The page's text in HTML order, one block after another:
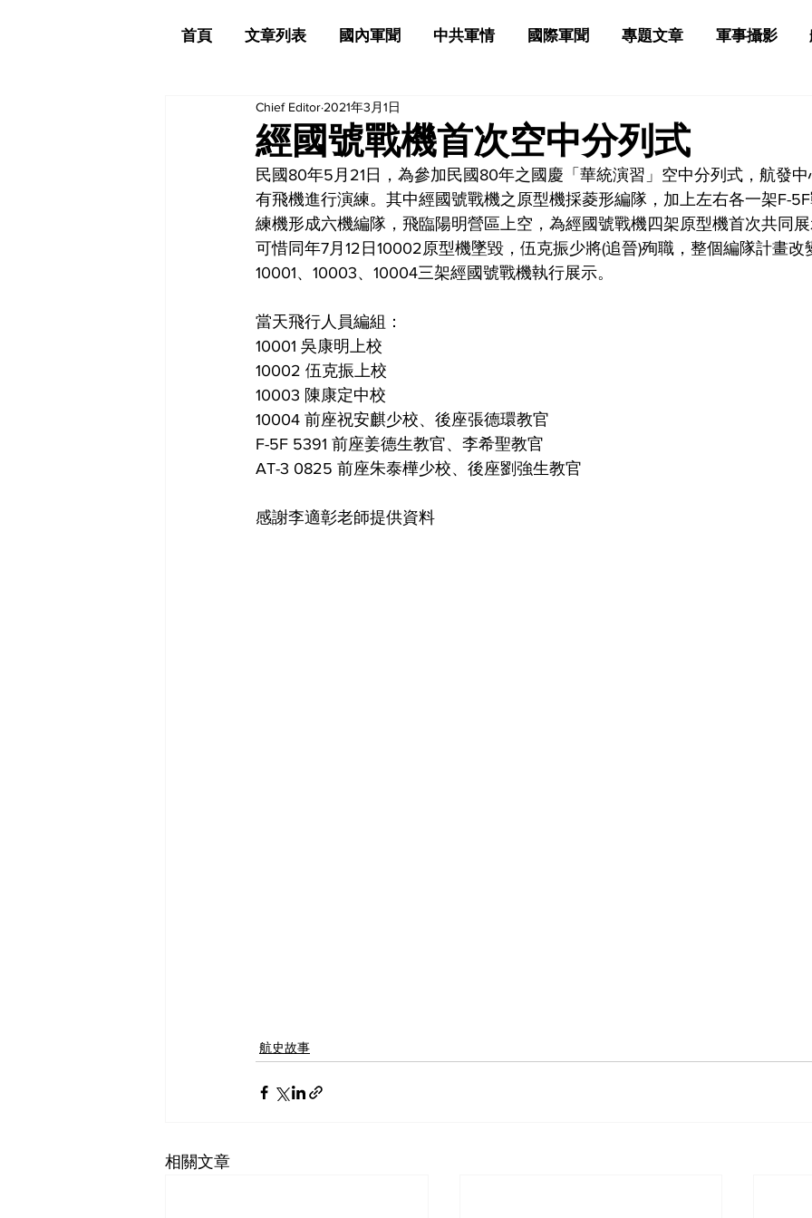
經國號戰機首次空中分列式
Chief Editor 2021年3月1日
民國80年5月21日，為參加民國80年之國慶「華統演習」空中分列式，航發
有飛機進行演練。其中經國號戰機之原型機採菱形編隊，加上左右各一架F-
練機形成六機編隊，飛臨陽明營區上空，為經國號戰機四架原型機首次共同
可惜同年7月12日10002原型機墜毀，伍克振少將(追晉)殉職，整個編隊計畫改
10001、10003、10004三架經國號戰機執行展示。
當天飛行人員編組：
10001 吳康明上校
10002 伍克振上校
10003 陳康定中校
10004 前座祝安麒少校、後座張德環教官
F-5F 5391 前座姜德生教官、李希聖教官
AT-3 0825 前座朱泰樺少校、後座劉強生教官
感謝李適彰老師提供資料
航史故事
相關文章
首頁 文章列表 國內軍聞 中共軍情 國際軍聞 專題文章 軍事攝影